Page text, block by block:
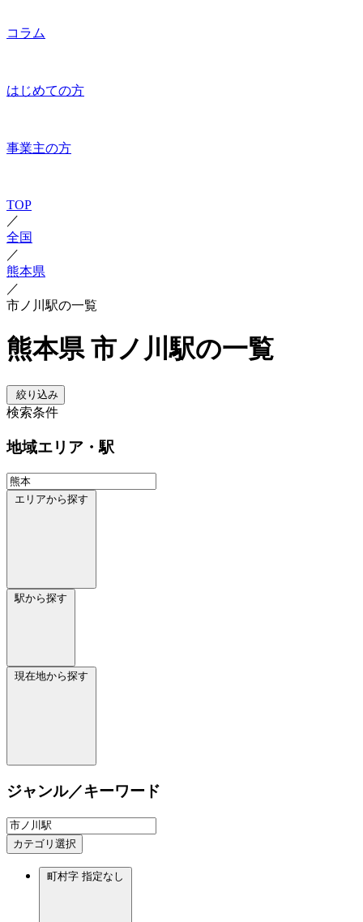
コラム
はじめての方
事業主の方
TOP
／
全国
／
熊本県
／
市ノ川駅の一覧
熊本県 市ノ川駅の一覧
絞り込み
検索条件
地域エリア・駅
エリアから探す
駅から探す
現在地から探す
ジャンル／キーワード
カテゴリ選択
町村字 指定なし